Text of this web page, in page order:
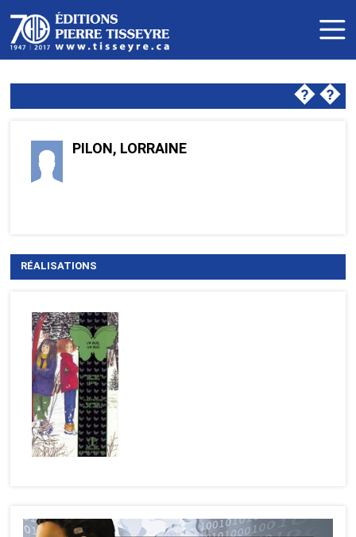
��
PILON, LORRAINE
RÉALISATIONS